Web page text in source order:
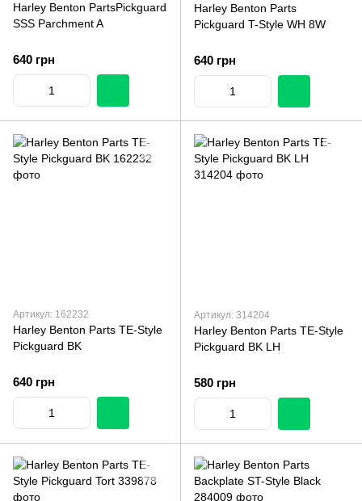
Harley Benton PartsPickguard
SSS Parchment A
640 грн
Harley Benton Parts
Pickguard T-Style WH 8W
640 грн
Артикул: 162232
Harley Benton Parts TE-Style
Pickguard BK
640 грн
Артикул: 314204
Harley Benton Parts TE-Style
Pickguard BK LH
580 грн